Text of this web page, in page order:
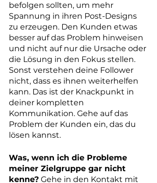
befolgen sollten, um mehr
Spannung in ihren Post-Designs
zu erzeugen. Den Kunden etwas
besser auf das Problem hinweisen
und nicht auf nur die Ursache oder
die Lösung in den Fokus stellen.
Sonst verstehen deine Follower
nicht, dass es ihnen weiterhelfen
kann. Das ist der Knackpunkt in
deiner kompletten
Kommunikation. Gehe auf das
Problem der Kunden ein, das du
lösen kannst.
Was, wenn ich die Probleme
meiner Zielgruppe gar nicht
kenne? Gehe in den Kontakt mit